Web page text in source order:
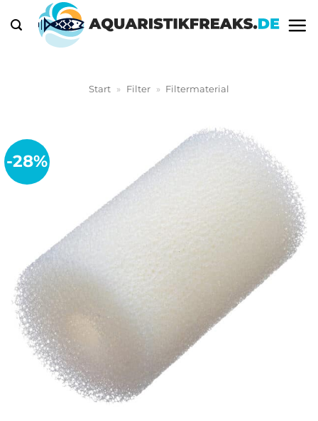
Inhalt
springen
Start » Filter » Filtermaterial
-28%